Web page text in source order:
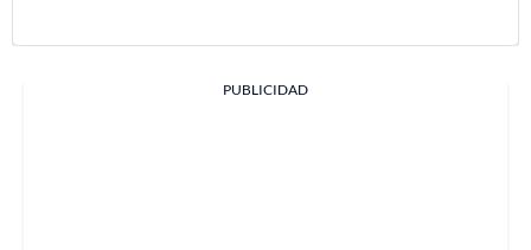
PUBLICIDAD